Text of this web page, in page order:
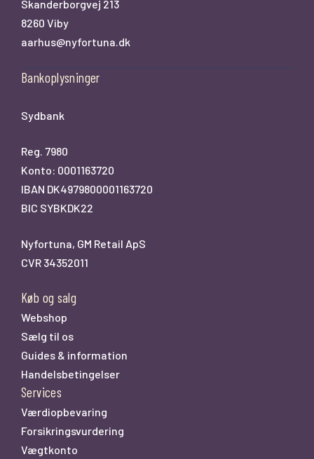
Skanderborgvej 213
8260 Viby
aarhus@nyfortuna.dk
Bankoplysninger
Sydbank
Reg. 7980
Konto: 0001163720
IBAN DK4979800001163720
BIC SYBKDK22
Nyfortuna, GM Retail ApS
CVR 34352011
Køb og salg
Webshop
Sælg til os
Guides & information
Handelsbetingelser
Services
Værdiopbevaring
Forsikringsvurdering
Vægtkonto